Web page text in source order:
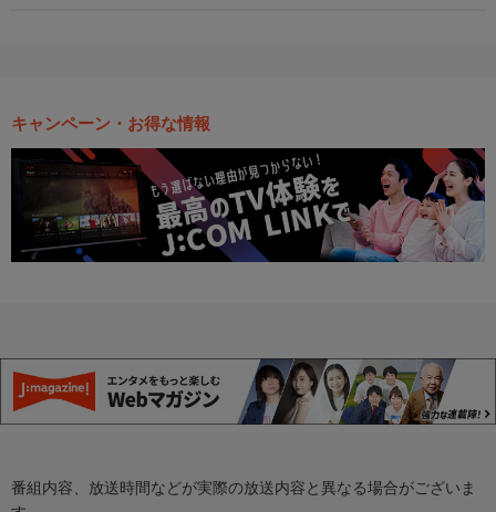
キャンペーン・お得な情報
番組内容、放送時間などが実際の放送内容と異なる場合がございま